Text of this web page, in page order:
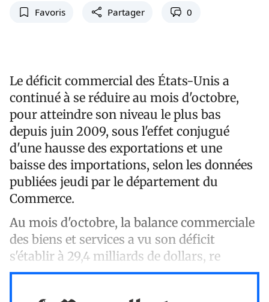
Favoris Partager 0
Le déficit commercial des États-Unis a
continué à se réduire au mois d'octobre,
pour atteindre son niveau le plus bas
depuis juin 2009, sous l'effet conjugué
d'une hausse des exportations et une
baisse des importations, selon les données
publiées jeudi par le département du
Commerce.
Au mois d'octobre, la balance commerciale
des biens et services a vu son déficit
s'établir à 29,4 milliards de dollars, re